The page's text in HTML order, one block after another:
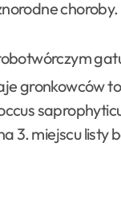
choroby.
gronkowców
3. miejscu listy